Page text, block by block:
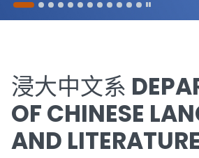
浸大中文系
OF CHINESE
AND LITERATURE